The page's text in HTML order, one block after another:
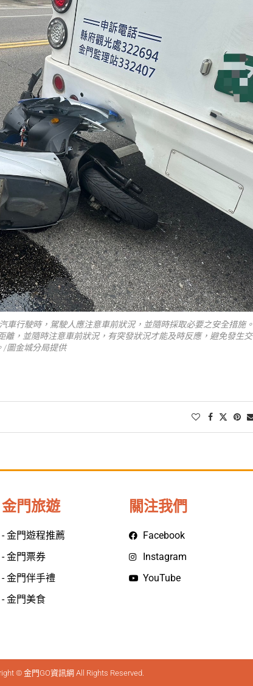
車行駛時，駕駛人應注意車前狀況，並隨時採取必要之安全措施。
，並隨時注意車前狀況，有突發狀況才能及時反應，避免發生交
/圖金城分局提供
金門旅遊
- 金門遊程推薦
- 金門票券
- 金門伴手禮
- 金門美食
關注我們
Facebook
Instagram
YouTube
© 金門GO資訊網 All Rights Reserved.